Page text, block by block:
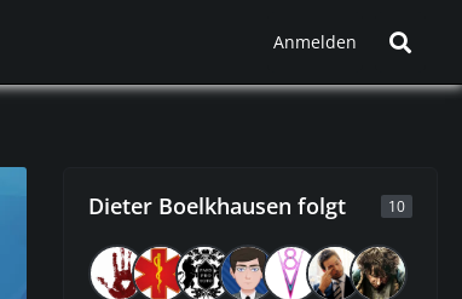
Anmelden
Dieter Boelkhausen folgt 10